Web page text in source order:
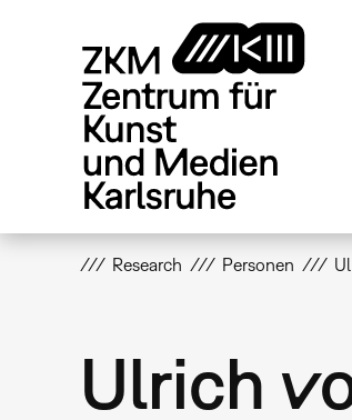
Research Personen
Ulrich